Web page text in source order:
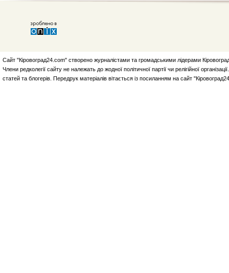
Сайт "Кіровоград24.com" створено журналістами та громадськими лідерами
Члени редколегії сайту не належать до жодної політичної партії чи релігійної
статей та блогерів. Передрук матеріалів вітається із посиланням на сайт